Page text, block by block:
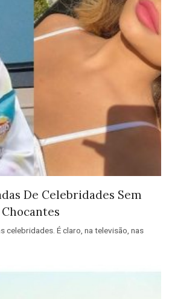
De Celebridades Sem
celebridades. É claro, na televisão, nas